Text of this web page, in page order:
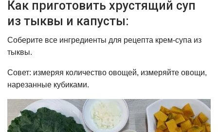
Как приготовить хрустящий суп
из тыквы и капусты:
Соберите все ингредиенты для рецепта крем-супа из
тыквы.
Совет: измеряя количество овощей, измеряйте овощи,
нарезанные кубиками.